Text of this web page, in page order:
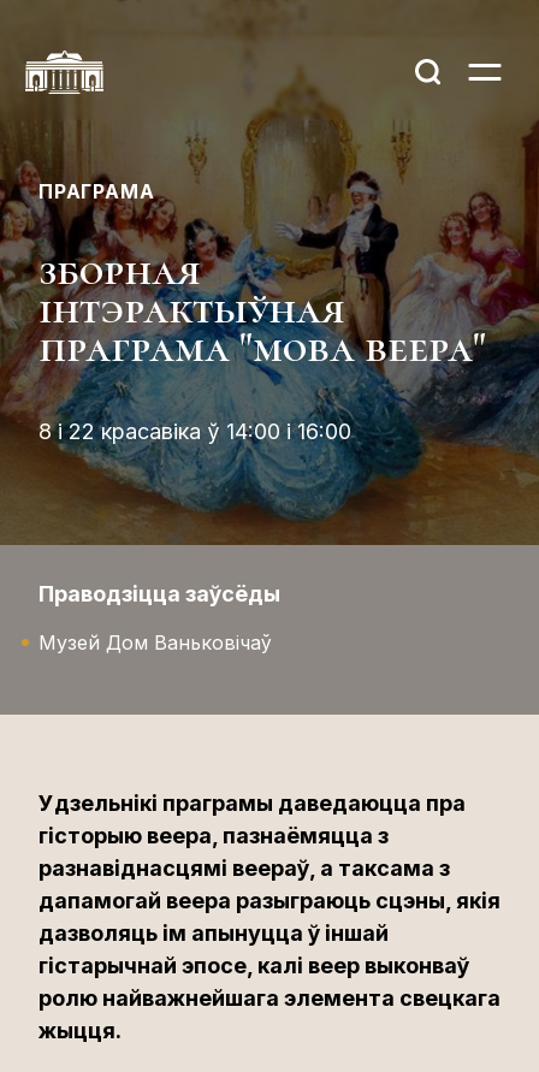
ПРАГРАМА
зборная
інтэрактыўная
праграма "мова веера"
8 і 22 красавіка ў 14:00 і 16:00
Праводзіцца заўсёды
Музей Дом Ваньковічаў
Удзельнікі праграмы даведаюцца пра
гісторыю веера, пазнаёмяцца з
разнавіднасцямі веераў, а таксама з
дапамогай веера разыграюць сцэны, якія
дазволяць ім апынуцца ў іншай
гістарычнай эпосе, калі веер выконваў
ролю найважнейшага элемента свецкага
жыцця.